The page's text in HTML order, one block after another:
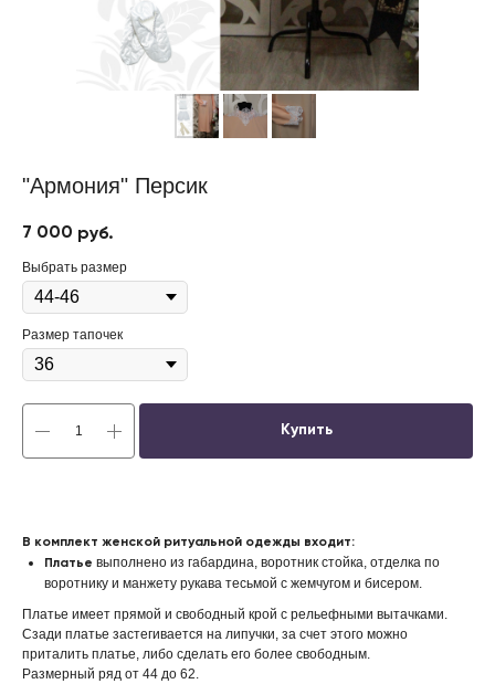
"Армония" Персик
7 000 руб.
Выбрать размер
Размер тапочек
Купить
В комплект женской ритуальной одежды входит:
Платье выполнено из габардина, воротник стойка, отделка по
воротнику и манжету рукава тесьмой с жемчугом и бисером.
Платье имеет прямой и свободный крой с рельефными вытачками.
Сзади платье застегивается на липучки, за счет этого можно
приталить платье, либо сделать его более свободным.
Размерный ряд от 44 до 62.